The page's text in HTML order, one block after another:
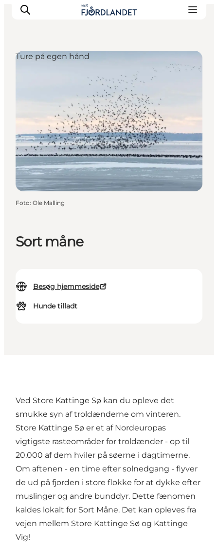
Guides & inspiration
Overnatning
Oplevelser
Sort måne
Besøg hjemmeside
Hunde tilladt
Ture på egen hånd
Foto: Ole Malling
Ved Store Kattinge Sø kan du opleve det
smukke syn aftroldænderne om vinteren.
Store Kattinge Sø er et af Nordeuropas
vigtigste rasteområder for troldænder - op til
20.000 af dem hviler på søerne i dagtimerne.
Om aftenen - en time efter solnedgang - flyver
de ud på fjorden i store flokke for at dykke efter
muslinger og andre bunddyr. Dette fænomen
kaldes lokalt for Sort Måne. Det kan opleves fra
vejen mellem Store Kattinge Sø og Kattinge
Vig!